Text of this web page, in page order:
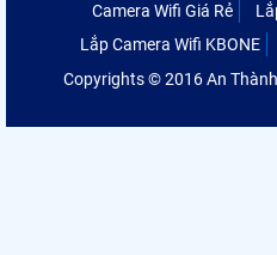
Camera Wifi Giá Rẻ
Lắp Camera Wifi KBONE
Copyrights © 2016 An